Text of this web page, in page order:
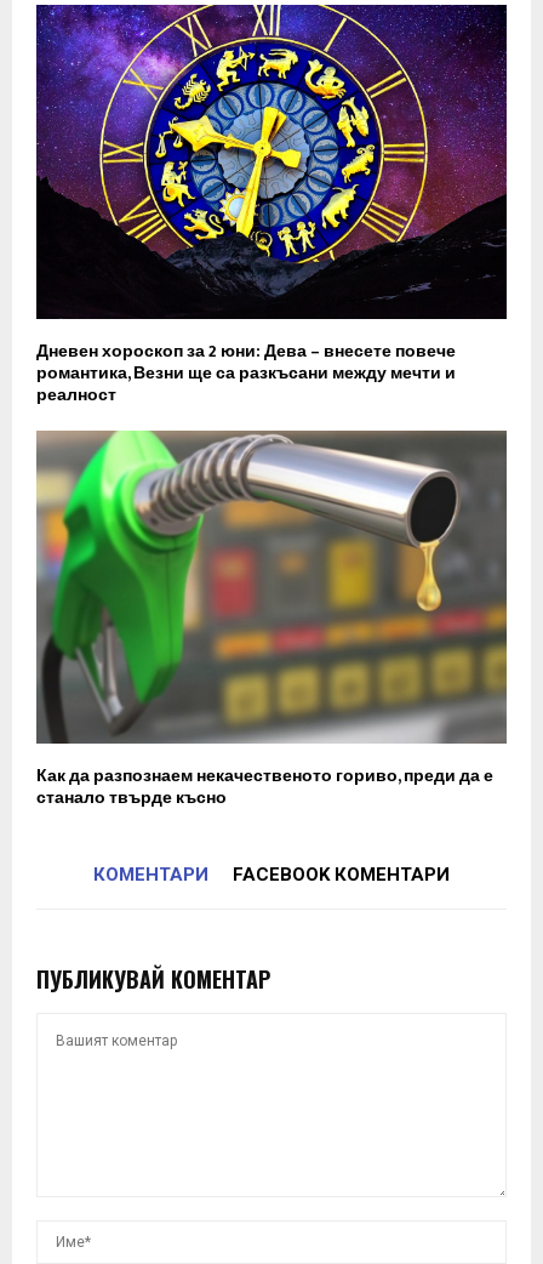
Дневен хороскоп за 2 юни: Дева – внесете повече
романтика, Везни ще са разкъсани между мечти и
реалност
Как да разпознаем некачественото гориво, преди да е
станало твърде късно
КОМЕНТАРИ FACEBOOK КОМЕНТАРИ
ПУБЛИКУВАЙ КОМЕНТАР